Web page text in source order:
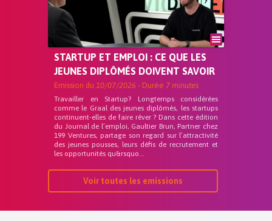
STARTUP ET EMPLOI : CE QUE LES
JEUNES DIPLÔMÉS DOIVENT SAVOIR
Emission du 10/07/2026 - Durée 7 minutes
Travailler en Startup? Longtemps considérées
comme le Graal des jeunes diplômés, les startups
continuent-elles de faire rêver ? Dans cette édition
du Journal de l’emploi, Gaultier Brun, Partner chez
199 Ventures, partage son regard sur l’attractivité
des jeunes pousses, leurs défis de recrutement et
les opportunités qu&rsquo...
Voir toutes les emissions